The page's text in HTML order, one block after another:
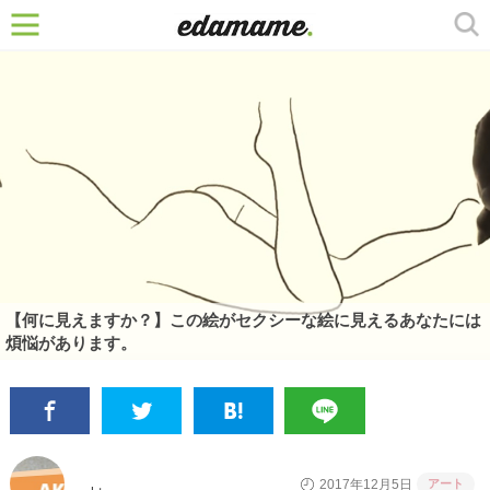
【何に見えますか？】この絵がセクシーな絵に見えるあなたには
煩悩があります。
2017年12月5日 アート